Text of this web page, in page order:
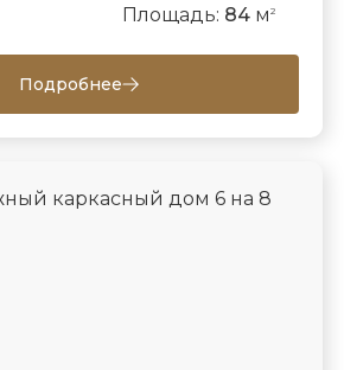
Площадь: 84м 2
Подробнее